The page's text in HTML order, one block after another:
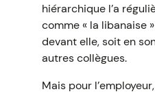
hiérarchique l’a
comme « la libanaise
devant elle, soit en
autres collègues.
Mais pour